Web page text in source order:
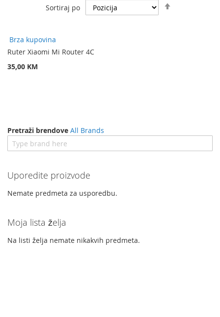
Sortiraj po
Brza kupovina
Ruter Xiaomi Mi Router 4C
35,00 KM
Pretraži brendove All Brands
Uporedite proizvode
Nemate predmeta za usporedbu.
Moja lista želja
Na listi želja nemate nikakvih predmeta.